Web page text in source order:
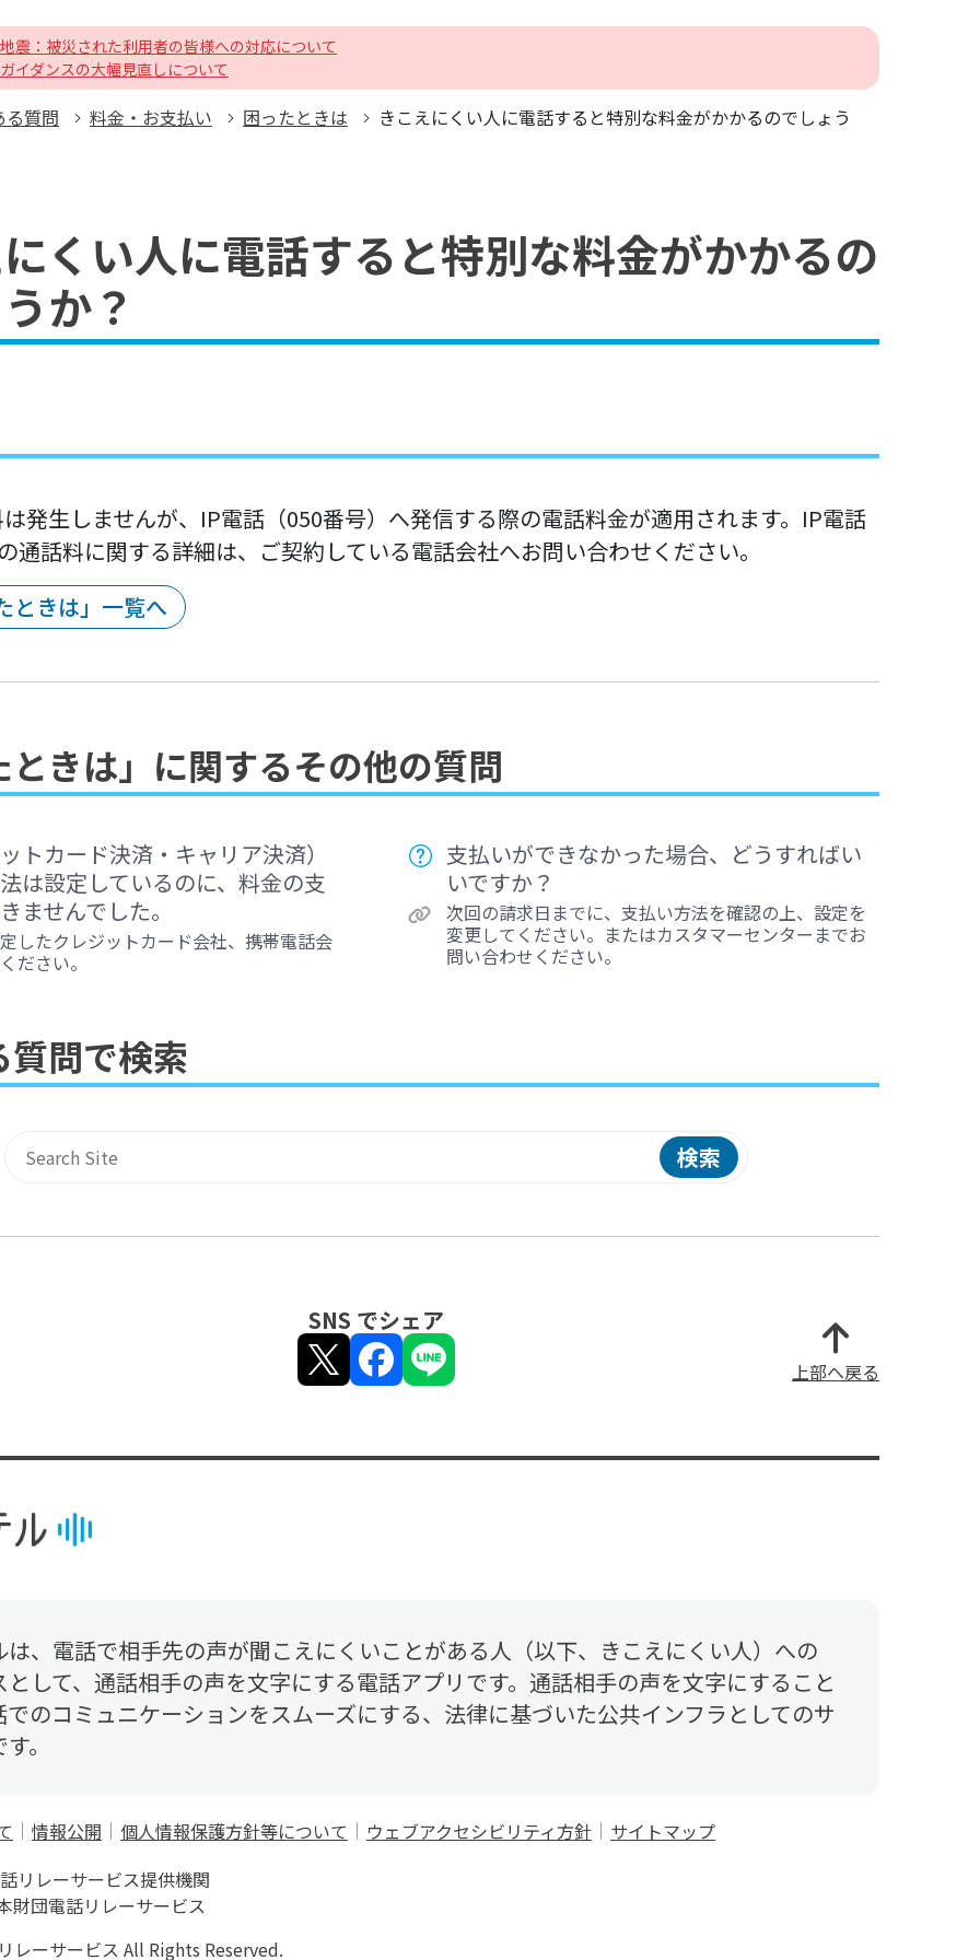
震：被災された利用者の皆様への対応について
イダンスの大幅見直しについて
る質問 料金・お支払い 困ったときは きこえにくい人に電話すると特別な料金がかかるのでしょう
くい人に電話すると特別な料金がかかるの
か？
発生しませんが、IP電話（050番号）へ発信する際の電話料金が適用されます。IP電話
通話料に関する詳細は、ご契約している電話会社へお問い合わせください。
ときは」一覧へ
ときは」に関するその他の質問
トカード決済・キャリア決済）
は設定しているのに、料金の支
ませんでした。
したクレジットカード会社、携帯電話会
ださい。
支払いができなかった場合、どうすればい
いですか？
次回の請求日までに、支払い方法を確認の上、設定を
変更してください。またはカスタマーセンターまでお
問い合わせください。
問で検索
サイト内検索 検索
SNS でシェア
上部へ戻る
は、電話で相手先の声が聞こえにくいことがある人（以下、きこえにくい人）への
として、通話相手の声を文字にする電話アプリです。通話相手の声を文字にすること
でのコミュニケーションをスムーズにする、法律に基づいた公共インフラとしてのサ
。
情報公開 個人情報保護方針等について ウェブアクセシビリティ方針
サイトマップ
リレーサービス提供機関
財団電話リレーサービス
レーサービス All Rights Reserved.